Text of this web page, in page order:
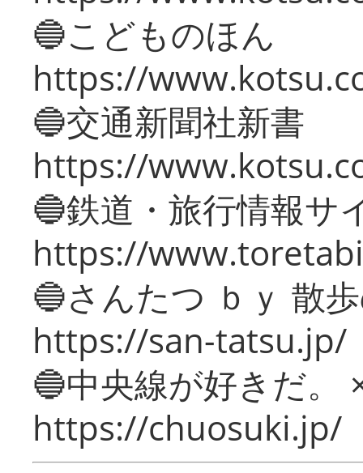
🔵こどものほん
https://
🔵交通新聞社新書
https://
🔵鉄道・旅行情報サ
https://
🔵さんたつ ｂｙ 散
https://san-tatsu.jp/
🔵中央線が好きだ。
https://chuosuki.jp/